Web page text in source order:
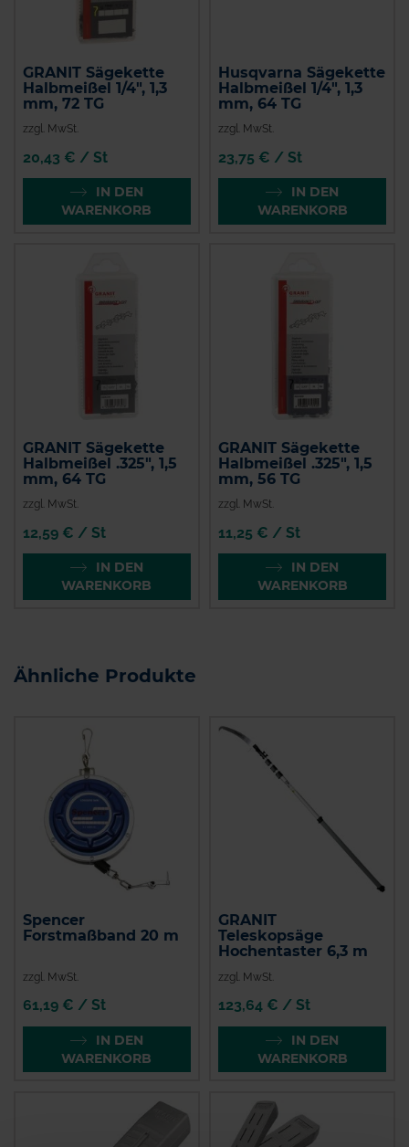
GRANIT Sägekette
Halbmeißel 1/4", 1,3
mm, 72 TG
zzgl. MwSt.
20,43 € / St
IN DEN
WARENKORB
Husqvarna Sägekette
Halbmeißel 1/4", 1,3
mm, 64 TG
zzgl. MwSt.
23,75 € / St
IN DEN
WARENKORB
GRANIT Sägekette
Halbmeißel .325", 1,5
mm, 64 TG
zzgl. MwSt.
12,59 € / St
IN DEN
WARENKORB
GRANIT Sägekette
Halbmeißel .325", 1,5
mm, 56 TG
zzgl. MwSt.
11,25 € / St
IN DEN
WARENKORB
Ähnliche Produkte
Spencer
Forstmaßband 20 m
zzgl. MwSt.
61,19 € / St
IN DEN
WARENKORB
GRANIT
Teleskopsäge
Hochentaster 6,3 m
zzgl. MwSt.
123,64 € / St
IN DEN
WARENKORB